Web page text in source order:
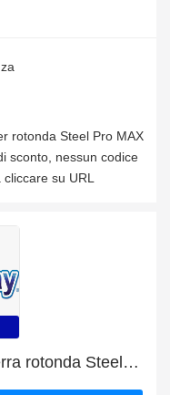
rotonda Steel Pro MAX
sconto, nessun codice
su URL
Vendita di Set piscina fuori terra rotonda Steel Pro MAX da 396x122 cm e 6% di sconto sulla liquidazione